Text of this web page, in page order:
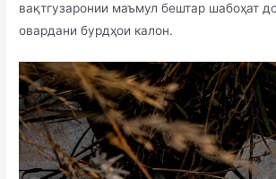
вақтгузаронии маъмул бештар шабоҳат
овардани бурдҳои калон.